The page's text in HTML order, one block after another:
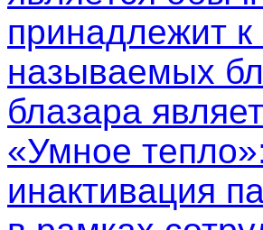
принадлежит к
называемых
блазара
«Умное
инактивация